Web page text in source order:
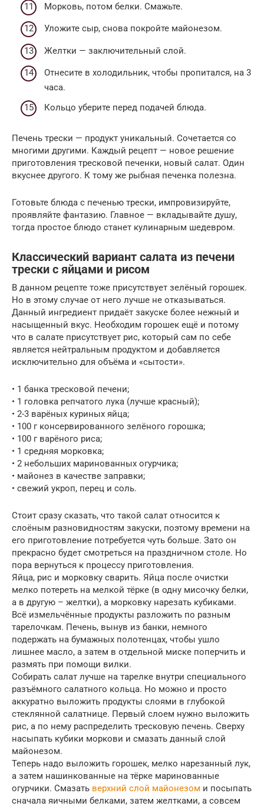
Морковь, потом белки. Смажьте.
Уложите сыр, снова покройте майонезом.
Желтки — заключительный слой.
Отнесите в холодильник, чтобы пропитался, на 3
часа.
Кольцо уберите перед подачей блюда.
Печень трески — продукт уникальный. Сочетается со
многими другими. Каждый рецепт — новое решение
приготовления тресковой печенки, новый салат. Один
вкуснее другого. К тому же рыбная печенка полезна.
Готовьте блюда с печенью трески, импровизируйте,
проявляйте фантазию. Главное — вкладывайте душу,
тогда простое блюдо станет кулинарным шедевром.
Классический вариант салата из печени
трески с яйцами и рисом
В данном рецепте тоже присутствует зелёный горошек.
Но в этому случае от него лучше не отказываться.
Данный ингредиент придаёт закуске более нежный и
насыщенный вкус. Необходим горошек ещё и потому
что в салате присутствует рис, который сам по себе
является нейтральным продуктом и добавляется
исключительно для объёма и «сытости».
• 1 банка тресковой печени;
• 1 головка репчатого лука (лучше красный);
• 2-3 варёных куриных яйца;
• 100 г консервированного зелёного горошка;
• 100 г варёного риса;
• 1 средняя морковка;
• 2 небольших маринованных огурчика;
• майонез в качестве заправки;
• свежий укроп, перец и соль.
Стоит сразу сказать, что такой салат относится к
слоёным разновидностям закуски, поэтому времени на
его приготовление потребуется чуть больше. Зато он
прекрасно будет смотреться на праздничном столе. Но
пора вернуться к процессу приготовления.
Яйца, рис и морковку сварить. Яйца после очистки
мелко потереть на мелкой тёрке (в одну мисочку белки,
а в другую – желтки), а морковку нарезать кубиками.
Всё измельчённые продукты разложить по разным
тарелочкам. Печень, вынув из банки, немного
подержать на бумажных полотенцах, чтобы ушло
лишнее масло, а затем в отдельной миске поперчить и
размять при помощи вилки.
Собирать салат лучше на тарелке внутри специального
разъёмного салатного кольца. Но можно и просто
аккуратно выложить продукты слоями в глубокой
стеклянной салатнице. Первый слоем нужно выложить
рис, а по нему распределить тресковую печень. Сверху
насыпать кубики моркови и смазать данный слой
майонезом.
Теперь надо выложить горошек, мелко нарезанный лук,
а затем нашинкованные на тёрке маринованные
огурчики. Смазать верхний слой майонезом и посыпать
сначала яичными белками, затем желтками, а совсем